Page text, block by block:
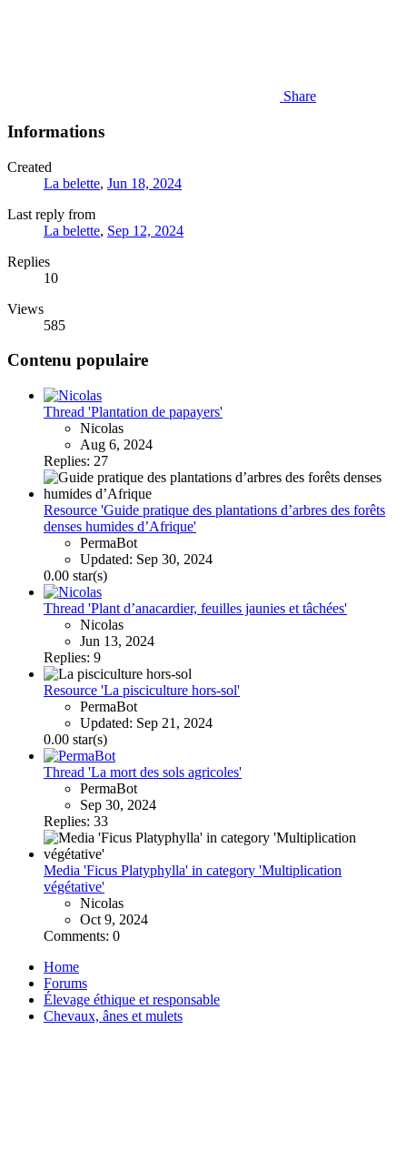
Share
Informations
Created
La belette, Jun 18, 2024
Last reply from
La belette, Sep 12, 2024
Replies
10
Views
585
Contenu populaire
Thread 'Plantation de papayers'
Nicolas
Aug 6, 2024
Replies: 27
Resource 'Guide pratique des plantations d’arbres des forêts
denses humides d’Afrique'
PermaBot
Updated: Sep 30, 2024
0.00 star(s)
Thread 'Plant d’anacardier, feuilles jaunies et tâchées'
Nicolas
Jun 13, 2024
Replies: 9
Resource 'La pisciculture hors-sol'
PermaBot
Updated: Sep 21, 2024
0.00 star(s)
Thread 'La mort des sols agricoles'
PermaBot
Sep 30, 2024
Replies: 33
Media 'Ficus Platyphylla' in category 'Multiplication
végétative'
Nicolas
Oct 9, 2024
Comments: 0
Home
Forums
Élevage éthique et responsable
Chevaux, ânes et mulets